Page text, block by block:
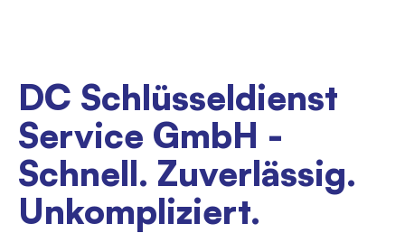
DC Schlüsseldienst
Service GmbH -
Schnell. Zuverlässig.
Unkompliziert.